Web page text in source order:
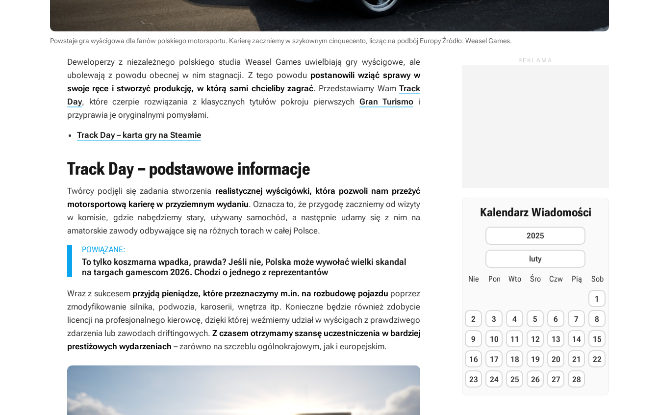
Powstaje gra wyścigowa dla fanów polskiego motorsportu. Karierę zaczniemy w szykownym cinquecento, licząc na podbój EuropyŹródło: Weasel Games.
Deweloperzy z niezależnego polskiego studia Weasel Games uwielbiają gry wyścigowe, ale
ubolewają z powodu obecnej w nim stagnacji. Z tego powodu postanowili wziąć sprawy w
swoje ręce i stworzyć produkcję, w którą sami chcieliby zagrać. Przedstawiamy Wam Track
Day, które czerpie rozwiązania z klasycznych tytułów pokroju pierwszych Gran Turismo i
przyprawia je oryginalnymi pomysłami.
Track Day – karta gry na Steamie
Track Day – podstawowe informacje
Twórcy podjęli się zadania stworzenia realistycznej wyścigówki, która pozwoli nam przeżyć
motorsportową karierę w przyziemnym wydaniu. Oznacza to, że przygodę zaczniemy od wizyty
w komisie, gdzie nabędziemy stary, używany samochód, a następnie udamy się z nim na
amatorskie zawody odbywające się na różnych torach w całej Polsce.
POWIĄZANE:
To tylko koszmarna wpadka, prawda? Jeśli nie, Polska może wywołać wielki skandal
na targach gamescom 2026. Chodzi o jednego z reprezentantów
Wraz z sukcesem przyjdą pieniądze, które przeznaczymy m.in. na rozbudowę pojazdu poprzez
zmodyfikowanie silnika, podwozia, karoserii, wnętrza itp. Konieczne będzie również zdobycie
licencji na profesjonalnego kierowcę, dzięki której weźmiemy udział w wyścigach z prawdziwego
zdarzenia lub zawodach driftingowych. Z czasem otrzymamy szansę uczestniczenia w bardziej
prestiżowych wydarzeniach – zarówno na szczeblu ogólnokrajowym, jak i europejskim.
Kalendarz Wiadomości
2025
luty
Nie Pon Wto Śro Czw Pią Sob
1
2 3 4 5 6 7 8
9 10 11 12 13 14 15
16 17 18 19 20 21 22
23 24 25 26 27 28